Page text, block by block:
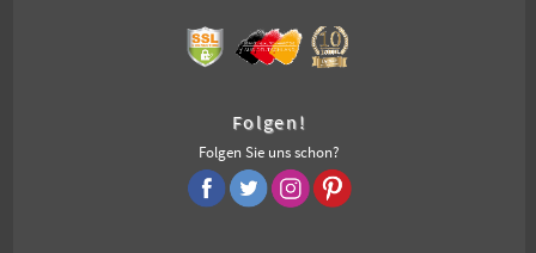
Folgen!
Folgen Sie uns schon?